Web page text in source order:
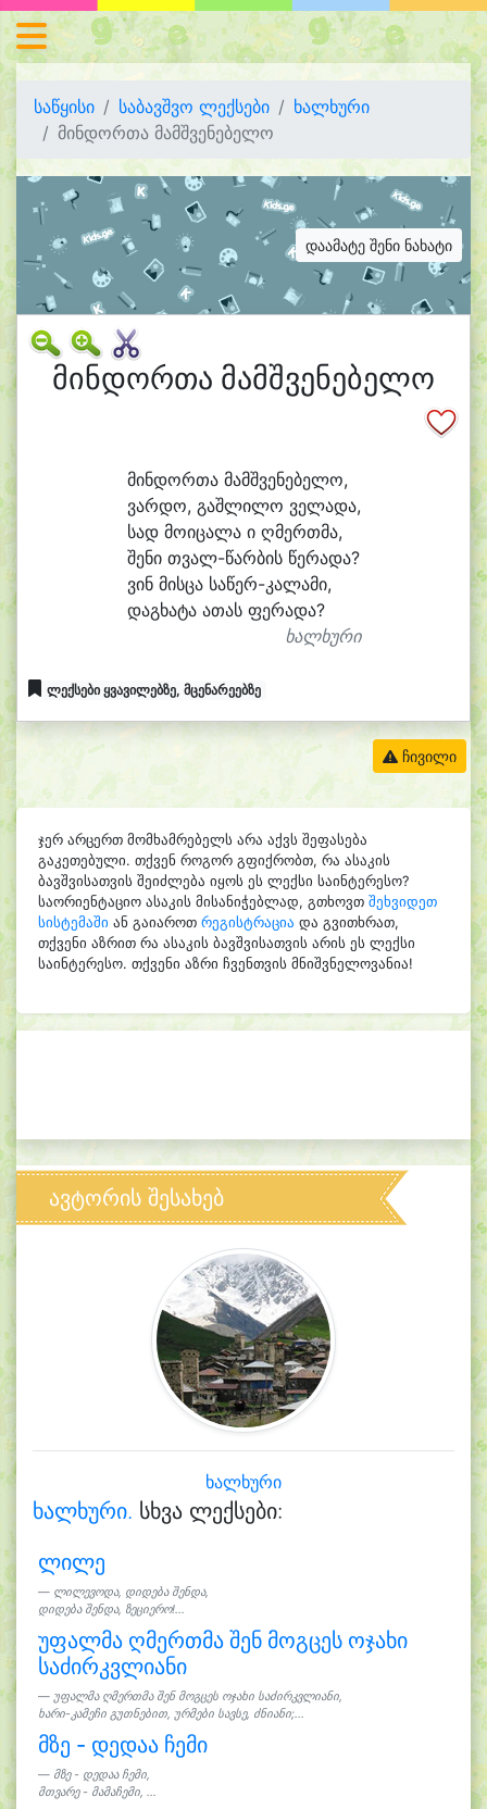
საწყისი საბავშვო ლექსები
ხალხური
მინდორთა მამშვენებელო
დაამატე შენი ნახატი
მინდორთა მამშვენებელო
მინდორთა მამშვენებელო,
ვარდო, გაშლილო ველადა,
სად მოიცალა ი ღმერთმა,
შენი თვალ-წარბის წერადა?
ვინ მისცა საწერ-კალამი,
დაგხატა ათას ფერადა?
ხალხური
ლექსები ყვავილებზე, მცენარეებზე
ჩივილი
ჯერ არცერთ მომხამრებელს არა აქვს შეფასება
გაკეთებული. თქვენ როგორ გფიქრობთ, რა ასაკის
ბავშვისათვის შეიძლება იყოს ეს ლექსი საინტერესო?
საორიენტაციო ასაკის მისანიჭებლად, გთხოვთ შეხვიდეთ
სისტემაში ან გაიაროთ რეგისტრაცია და გვითხრათ,
თქვენი აზრით რა ასაკის ბავშვისათვის არის ეს ლექსი
საინტერესო. თქვენი აზრი ჩვენთვის მნიშვნელოვანია!
ავტორის შესახებ
ხალხური
ხალხური. სხვა ლექსები:
ლილე
ლილევოდა, დიდება შენდა,
დიდება შენდა, ზეციერო!...
უფალმა ღმერთმა შენ მოგცეს ოჯახი
საძირკვლიანი
უფალმა ღმერთმა შენ მოგცეს ოჯახი საძირკვლიანი,
ხარი-კამეჩი გუთნებით, ურმები სავსე, ძნიანი;...
მზე - დედაა ჩემი
მზე - დედაა ჩემი,
მთვარე - მამაჩემი, ...